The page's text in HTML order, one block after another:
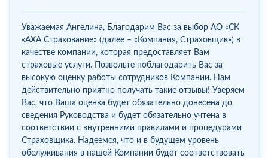
Уважаемая Ангелина, Благодарим Вас за выбор АО «СК
«АХА Страхование» (далее – «Компания, Страховщик») в
качестве компании, которая предоставляет Вам
страховые услуги. Позвольте поблагодарить Вас за
высокую оценку работы сотрудников Компании. Нам
действительно приятно получать такие отзывы! Уверяем
Вас, что Ваша оценка будет обязательно донесена до
сведения Руководства и будет обязательно учтена в
соответствии с внутренними правилами и процедурами
Страховщика. Надеемся, что и в будущем уровень
обслуживания в нашей Компании будет соответствовать